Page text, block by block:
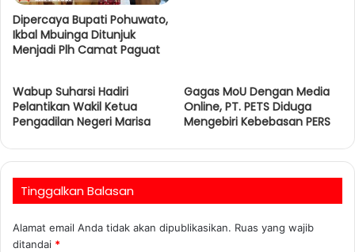
Dipercaya Bupati Pohuwato,
Ikbal Mbuinga Ditunjuk
Menjadi Plh Camat Paguat
Wabup Suharsi Hadiri
Pelantikan Wakil Ketua
Pengadilan Negeri Marisa
Gagas MoU Dengan Media
Online, PT. PETS Diduga
Mengebiri Kebebasan PERS
Tinggalkan Balasan
Alamat email Anda tidak akan dipublikasikan. Ruas yang wajib
ditandai *